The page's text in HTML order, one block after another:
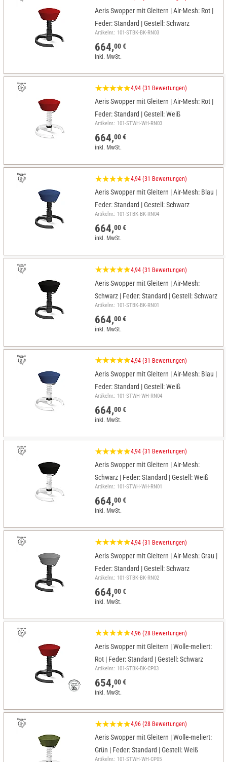
Aeris Swopper mit Gleitern | Air-Mesh: Rot |
Feder: Standard | Gestell: Schwarz
Artikelnr.: 101-STBK-BK-RN03
664,00 €
inkl. MwSt.
4,94 (31 Bewertungen)
Aeris Swopper mit Gleitern | Air-Mesh: Rot |
Feder: Standard | Gestell: Weiß
Artikelnr.: 101-STWH-WH-RN03
664,00 €
inkl. MwSt.
4,94 (31 Bewertungen)
Aeris Swopper mit Gleitern | Air-Mesh: Blau |
Feder: Standard | Gestell: Schwarz
Artikelnr.: 101-STBK-BK-RN04
664,00 €
inkl. MwSt.
4,94 (31 Bewertungen)
Aeris Swopper mit Gleitern | Air-Mesh:
Schwarz | Feder: Standard | Gestell: Schwarz
Artikelnr.: 101-STBK-BK-RN01
664,00 €
inkl. MwSt.
4,94 (31 Bewertungen)
Aeris Swopper mit Gleitern | Air-Mesh: Blau |
Feder: Standard | Gestell: Weiß
Artikelnr.: 101-STWH-WH-RN04
664,00 €
inkl. MwSt.
4,94 (31 Bewertungen)
Aeris Swopper mit Gleitern | Air-Mesh:
Schwarz | Feder: Standard | Gestell: Weiß
Artikelnr.: 101-STWH-WH-RN01
664,00 €
inkl. MwSt.
4,94 (31 Bewertungen)
Aeris Swopper mit Gleitern | Air-Mesh: Grau |
Feder: Standard | Gestell: Schwarz
Artikelnr.: 101-STBK-BK-RN02
664,00 €
inkl. MwSt.
4,96 (28 Bewertungen)
Aeris Swopper mit Gleitern | Wolle-meliert:
Rot | Feder: Standard | Gestell: Schwarz
Artikelnr.: 101-STBK-BK-CP03
654,00 €
inkl. MwSt.
4,96 (28 Bewertungen)
Aeris Swopper mit Gleitern | Wolle-meliert:
Grün | Feder: Standard | Gestell: Weiß
Artikelnr.: 101-STWH-WH-CP05